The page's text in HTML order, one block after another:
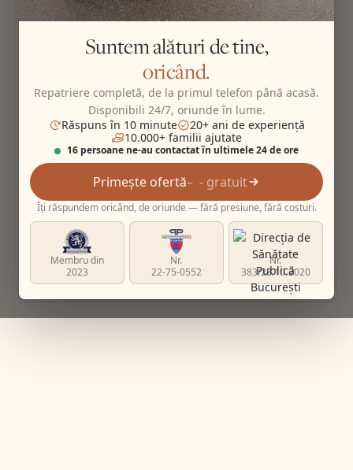
Suntem alături de tine,
oricând.
Repatriere completă, de la primul telefon până acasă.
Disponibili 24/7, oriunde în lume.
Răspuns în 10 minute
20+ ani de experiență
10.000+ familii ajutate
16 persoane ne-au contactat în ultimele 24 de ore
Primește ofertă - gratuit
Îți răspundem oricând, de oriunde — fără presiune, fără costuri.
Membru din
2023
Nr.
22-75-0552
Nr.
383/23.10.2020